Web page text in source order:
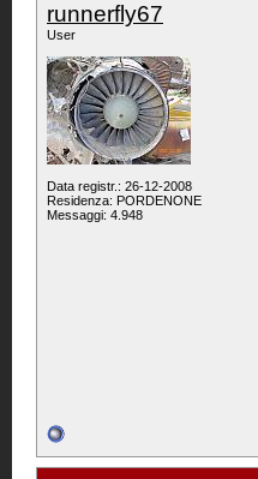
runnerfly67
User
Data registr.: 26-12-2008
Residenza: PORDENONE
Messaggi: 4.948